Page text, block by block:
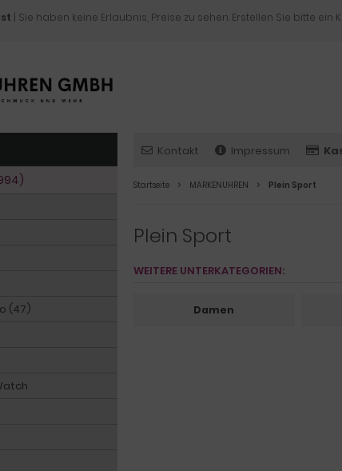
| Sie haben keine Erlaubnis, Preise zu sehen. Erstellen Sie bitte ein
Kontakt Impressum
Startseite MARKENUHREN Plein Sport
Plein Sport
WEITERE UNTERKATEGORIEN:
Damen
(47)